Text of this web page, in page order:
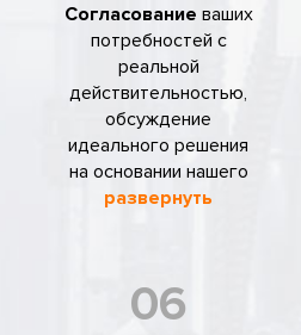
Согласование ваших
потребностей с
реальной
действительностью,
обсуждение
идеального решения
на основании нашего
развернуть
06